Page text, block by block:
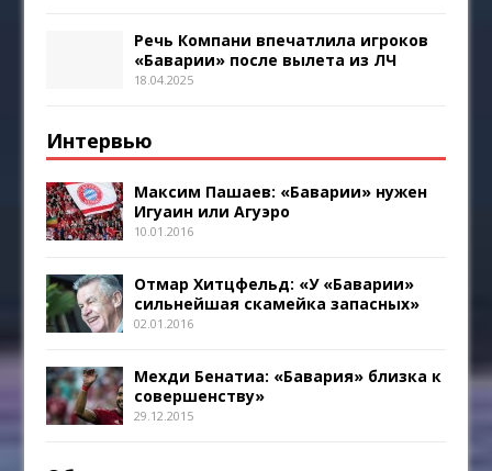
Речь Компани впечатлила игроков
«Баварии» после вылета из ЛЧ
18.04.2025
Интервью
Максим Пашаев: «Баварии» нужен
Игуаин или Агуэро
10.01.2016
Отмар Хитцфельд: «У «Баварии»
сильнейшая скамейка запасных»
02.01.2016
Мехди Бенатиа: «Бавария» близка к
совершенству»
29.12.2015